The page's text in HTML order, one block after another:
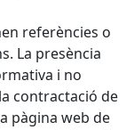
referències o
La presència
i no
contractació de
pàgina web de